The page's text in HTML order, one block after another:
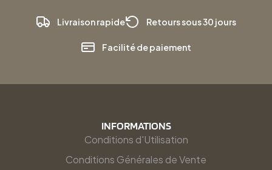
Livraison rapide Retours sous 30 jours
Facilité de paiement
INFORMATIONS
Conditions d'Utilisation
Conditions Générales de Vente